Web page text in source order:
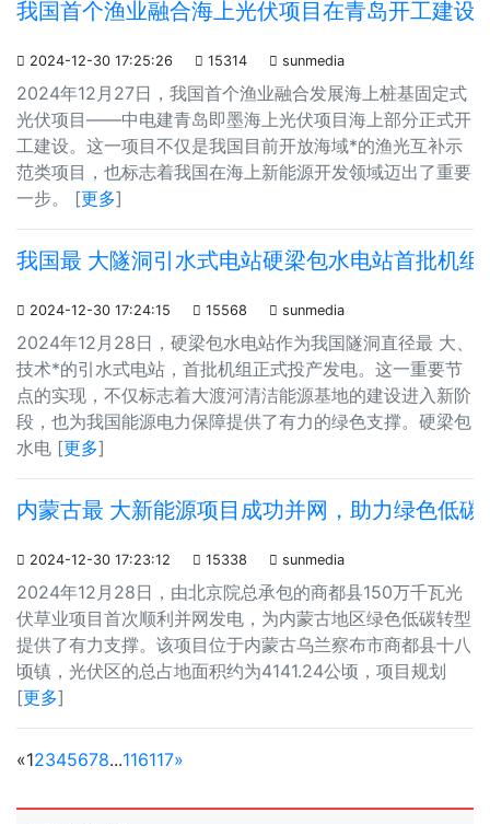
我国首个渔业融合海上光伏项目在青岛开工建设
 2024-12-30 17:25:26  15314  sunmedia
2024年12月27日，我国首个渔业融合发展海上桩基固定式
光伏项目——中电建青岛即墨海上光伏项目海上部分正式开
工建设。这一项目不仅是我国目前开放海域*的渔光互补示
范类项目，也标志着我国在海上新能源开发领域迈出了重要
一步。 [更多]
我国最 大隧洞引水式电站硬梁包水电站首批机组
 2024-12-30 17:24:15  15568  sunmedia
2024年12月28日，硬梁包水电站作为我国隧洞直径最 大、
技术*的引水式电站，首批机组正式投产发电。这一重要节
点的实现，不仅标志着大渡河清洁能源基地的建设进入新阶
段，也为我国能源电力保障提供了有力的绿色支撑。硬梁包
水电 [更多]
内蒙古最 大新能源项目成功并网，助力绿色低碳
 2024-12-30 17:23:12  15338  sunmedia
2024年12月28日，由北京院总承包的商都县150万千瓦光
伏草业项目首次顺利并网发电，为内蒙古地区绿色低碳转型
提供了有力支撑。该项目位于内蒙古乌兰察布市商都县十八
顷镇，光伏区的总占地面积约为4141.24公顷，项目规划
[更多]
«12345678...116117»